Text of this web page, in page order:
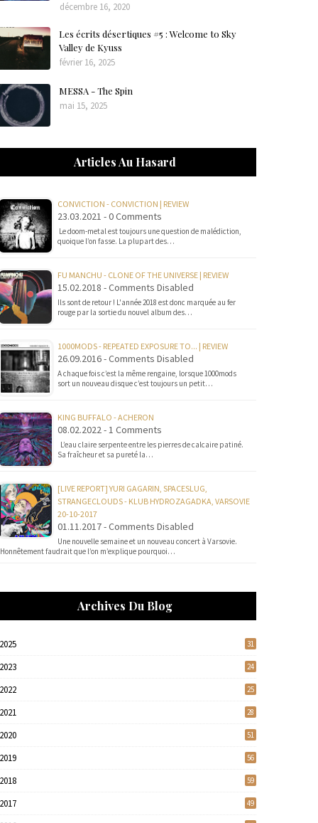
décembre 16, 2020
Les écrits désertiques #5 : Welcome to Sky
Valley de Kyuss
février 16, 2025
MESSA - The Spin
mai 15, 2025
Articles Au Hasard
CONVICTION - CONVICTION | REVIEW
23.03.2021 - 0 Comments
Le doom-metal est toujours une question de malédiction,
quoique l’on fasse. La plupart des…
FU MANCHU - CLONE OF THE UNIVERSE | REVIEW
15.02.2018 - Comments Disabled
Ils sont de retour ! L'année 2018 est donc marquée au fer
rouge par la sortie du nouvel album des…
1000MODS - REPEATED EXPOSURE TO... | REVIEW
26.09.2016 - Comments Disabled
A chaque fois c’est la même rengaine, lorsque 1000mods
sort un nouveau disque c’est toujours un petit…
KING BUFFALO - ACHERON
08.02.2022 - 1 Comments
L’eau claire serpente entre les pierres de calcaire patiné.
Sa fraîcheur et sa pureté la…
[LIVE REPORT] YURI GAGARIN, SPACESLUG,
STRANGECLOUDS - KLUB HYDROZAGADKA, VARSOVIE
20-10-2017
01.11.2017 - Comments Disabled
Une nouvelle semaine et un nouveau concert à Varsovie.
Honnêtement faudrait que l’on m’explique pourquoi…
Archives Du Blog
2025 31
2023 24
2022 25
2021 28
2020 51
2019 56
2018 59
2017 49